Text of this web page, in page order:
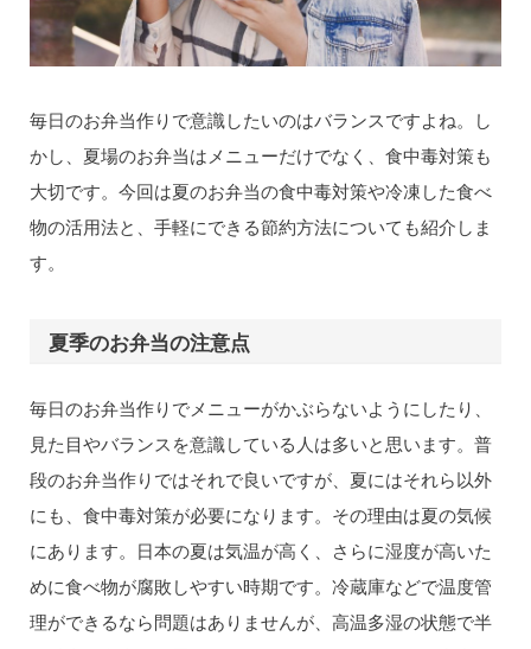
毎日のお弁当作りで意識したいのはバランスですよね。し
かし、夏場のお弁当はメニューだけでなく、食中毒対策も
大切です。今回は夏のお弁当の食中毒対策や冷凍した食べ
物の活用法と、手軽にできる節約方法についても紹介しま
す。
夏季のお弁当の注意点
毎日のお弁当作りでメニューがかぶらないようにしたり、
見た目やバランスを意識している人は多いと思います。普
段のお弁当作りではそれで良いですが、夏にはそれら以外
にも、食中毒対策が必要になります。その理由は夏の気候
にあります。日本の夏は気温が高く、さらに湿度が高いた
めに食べ物が腐敗しやすい時期です。冷蔵庫などで温度管
理ができるなら問題はありませんが、高温多湿の状態で半